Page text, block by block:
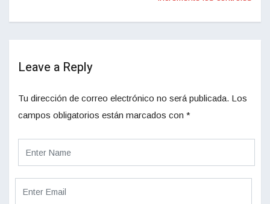
Leave a Reply
Tu dirección de correo electrónico no será publicada. Los
campos obligatorios están marcados con *